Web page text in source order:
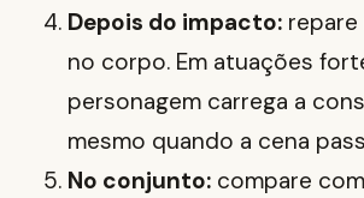
Depois do impacto:
no corpo. Em atuações
personagem carrega a
mesmo quando a cena
No conjunto: compare